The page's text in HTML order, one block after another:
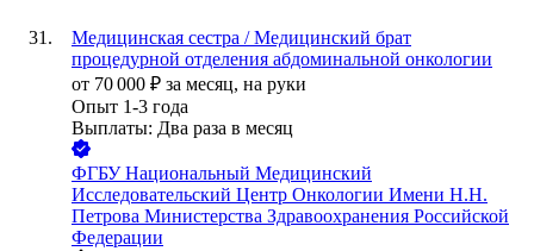
Медицинская сестра / Медицинский брат
процедурной отделения абдоминальной онкологии
от 70 000 ₽ за месяц, на руки
Опыт 1-3 года
Выплаты: Два раза в месяц
ФГБУ Национальный Медицинский
Исследовательский Центр Онкологии Имени Н.Н.
Петрова Министерства Здравоохранения Российской
Федерации